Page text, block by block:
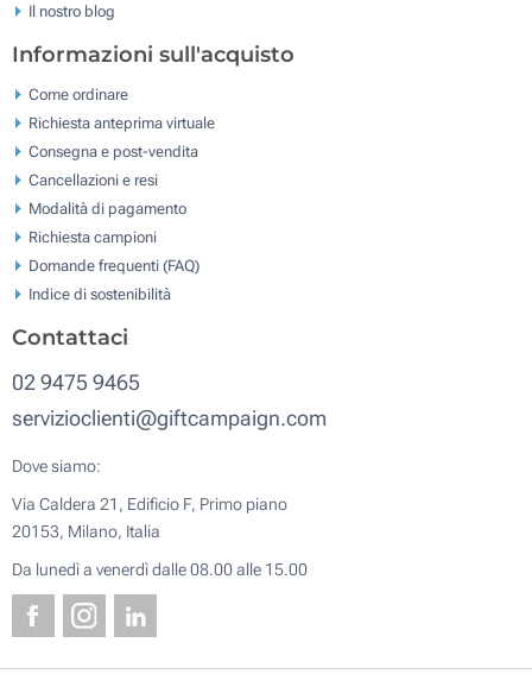
Il nostro blog
Informazioni sull'acquisto
Come ordinare
Richiesta anteprima virtuale
Consegna e post-vendita
Cancellazioni e resi
Modalità di pagamento
Richiesta campioni
Domande frequenti (FAQ)
Indice di sostenibilità
Contattaci
02 9475 9465
servizioclienti@giftcampaign.com
Dove siamo:
Via Caldera 21, Edificio F, Primo piano
20153, Milano, Italia
Da lunedì a venerdì dalle 08.00 alle 15.00